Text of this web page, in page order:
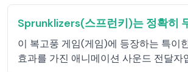
Sprunklizers(스프런키)는 정확히
이 복고풍 게임(게임)에 등장하는 특이
효과를 가진 애니메이션 사운드 전달자